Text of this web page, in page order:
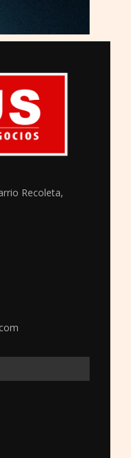
Recoleta,